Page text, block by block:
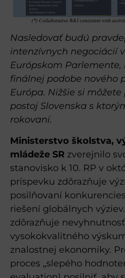
Nasledovať budú
intenzívnych negociácií
Európskom
finálnej podobe nového
Európa. Nižšie si
postoj Slovenska s
rokovaní.
Ministerstvo školstva,
mládeže SR zverejnilo
stanovisko k 10. RP v
príspevku zdôrazňuje
posilňovaní
riešení globálnych
zdôrazňuje
vysokokvalitného
znalostnej ekonomiky.
proces „slepého